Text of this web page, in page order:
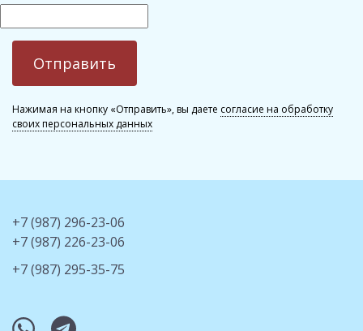
Нажимая на кнопку «Отправить», вы даете согласие на обработку
своих персональных данных
+7 (987) 296-23-06
+7 (987) 226-23-06
+7 (987) 295-35-75
whatsapptelegram